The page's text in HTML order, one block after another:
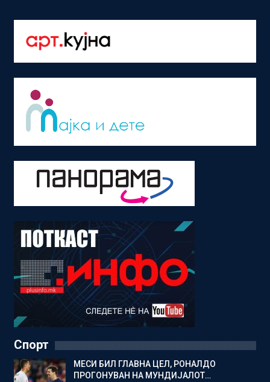
Спорт
МЕСИ БИЛ ГЛАВНА ЦЕЛ, РОНАЛДО
ПРОГОНУВАН НА МУНДИЈАЛОТ…